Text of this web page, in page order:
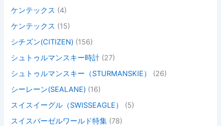
ケンテックス (4)
ケンテックス (15)
シチズン(CITIZEN) (156)
シュトゥルマンスキー時計 (27)
シュトゥルマンスキー（STURMANSKIE）
(26)
シーレーン(SEALANE) (16)
スイスイーグル（SWISSEAGLE）
(5)
スイスバーゼルワールド特集 (78)